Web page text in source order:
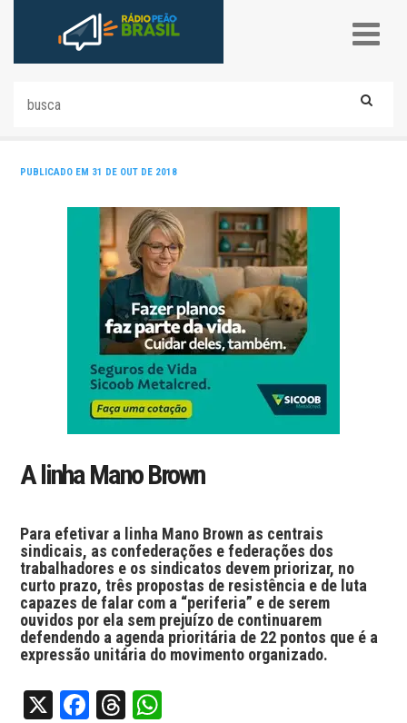
PUBLICADO EM 31 DE OUT DE 2018
A linha Mano Brown
Para efetivar a linha Mano Brown as centrais
sindicais, as confederações e federações dos
trabalhadores e os sindicatos devem priorizar, no
curto prazo, três propostas de resistência e de luta
capazes de falar com a “periferia” e de serem
ouvidos por ela sem prejuízo de continuarem
defendendo a agenda prioritária de 22 pontos que é a
expressão unitária do movimento organizado.
X Facebook
Threads